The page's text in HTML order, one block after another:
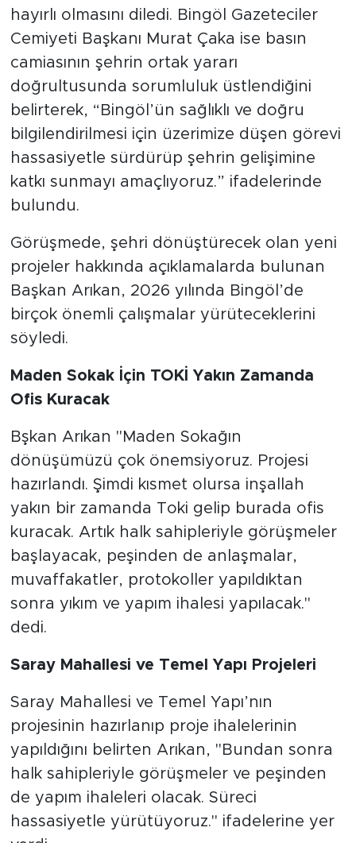
hayırlı olmasını diledi. Bingöl Gazeteciler
Cemiyeti Başkanı Murat Çaka ise basın
camiasının şehrin ortak yararı
doğrultusunda sorumluluk üstlendiğini
belirterek, “Bingöl’ün sağlıklı ve doğru
bilgilendirilmesi için üzerimize düşen görevi
hassasiyetle sürdürüp şehrin gelişimine
katkı sunmayı amaçlıyoruz.” ifadelerinde
bulundu.
Görüşmede, şehri dönüştürecek olan yeni
projeler hakkında açıklamalarda bulunan
Başkan Arıkan, 2026 yılında Bingöl’de
birçok önemli çalışmalar yürüteceklerini
söyledi.
Maden Sokak İçin TOKİ Yakın Zamanda
Ofis Kuracak
Bşkan Arıkan "Maden Sokağın
dönüşümüzü çok önemsiyoruz. Projesi
hazırlandı. Şimdi kısmet olursa inşallah
yakın bir zamanda Toki gelip burada ofis
kuracak. Artık halk sahipleriyle görüşmeler
başlayacak, peşinden de anlaşmalar,
muvaffakatler, protokoller yapıldıktan
sonra yıkım ve yapım ihalesi yapılacak."
dedi.
Saray Mahallesi ve Temel Yapı Projeleri
Saray Mahallesi ve Temel Yapı’nın
projesinin hazırlanıp proje ihalelerinin
yapıldığını belirten Arıkan, "Bundan sonra
halk sahipleriyle görüşmeler ve peşinden
de yapım ihaleleri olacak. Süreci
hassasiyetle yürütüyoruz." ifadelerine yer